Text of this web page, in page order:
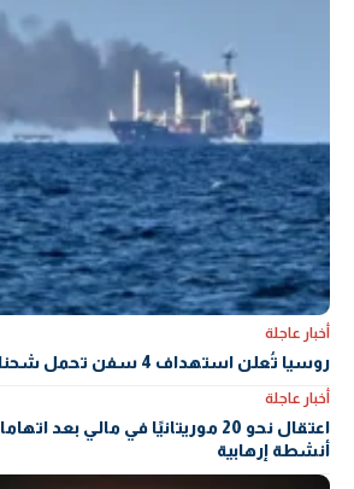
أخبار عاجلة
روسيا تُعلن استهداف 4 سفن تحمل شحنات عسكرية لأوكرانيا
أخبار عاجلة
اعتقال نحو 20 موريتانيًا في مالي بعد
أنشطة إرهابية